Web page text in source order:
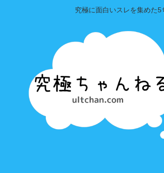
究極に面白いスレを集めた